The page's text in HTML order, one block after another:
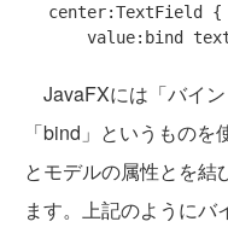
center:TextField {
JavaFXには「バイン
「bind」というもの
とモデルの属性とを結
ます。上記のようにバ